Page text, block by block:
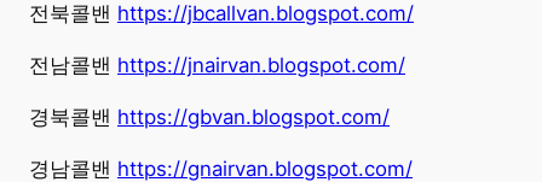
전북콜밴 https://jbcallvan.blogspot.com/
전남콜밴 https://jnairvan.blogspot.com/
경북콜밴 https://gbvan.blogspot.com/
경남콜밴 https://gnairvan.blogspot.com/